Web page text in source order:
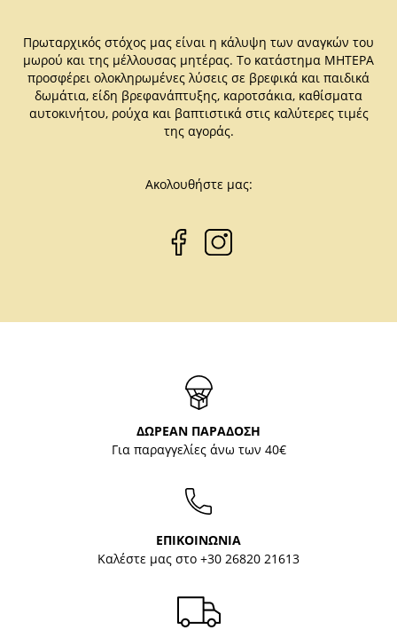
Πρωταρχικός στόχος μας είναι η κάλυψη των αναγκών του
μωρού και της μέλλουσας μητέρας. Το κατάστημα ΜΗΤΕΡΑ
προσφέρει ολοκληρωμένες λύσεις σε βρεφικά και παιδικά
δωμάτια, είδη βρεφανάπτυξης, καροτσάκια, καθίσματα
αυτοκινήτου, ρούχα και βαπτιστικά στις καλύτερες τιμές
της αγοράς.
Ακολουθήστε μας:
ΔΩΡΕΑΝ ΠΑΡΑΔΟΣΗ
Για παραγγελίες άνω των 40€
ΕΠΙΚΟΙΝΩΝΙΑ
Καλέστε μας στο +30 26820 21613